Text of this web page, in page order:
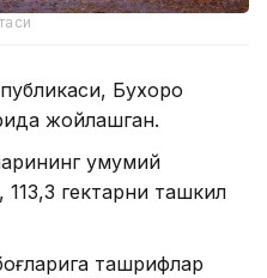
Бухоро
жойлашган.
умумий
гектарни ташкил
ташрифлар